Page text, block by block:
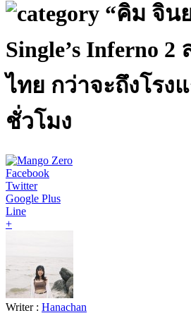
“คิม จิน
Single’s Inferno 2
ไทย กว่าจะถึงโรง
ชั่วโมง
Facebook
Twitter
Google Plus
Line
+
Writer : Hanachan